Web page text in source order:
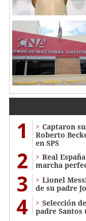
1
Captaron
Roberto
en SPS
2
Real
marcha
3
Lionel
de su padre
4
Selección
padre